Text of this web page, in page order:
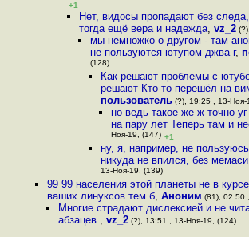
+1
Нет, видосы пропадают без
тогда ещё вера и надежда,vz_2
мы немножко о другом - там
не пользуются ютупом джва г,
(128)
Как решают проблемы с
решают Кто-то перешёл на
пользователь(?), 19:25 , 13-Ноя-
но ведь такое же ж точно
на пару лет Теперь там и
Ноя-19, (147) +1
ну, я, например, не
никуда не впился, без мемаси
13-Ноя-19, (139)
99 99 населения этой планеты не в
ваших линуксов тем б,Аноним (81), 02:50
Многие страдают дислексией и не
абзацев , vz_2(?), 13:51 , 13-Ноя-19, (124)